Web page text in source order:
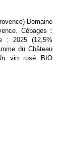
Domaine
Cépages :
: 2025 (12,5%
du Château
vin rosé BIO